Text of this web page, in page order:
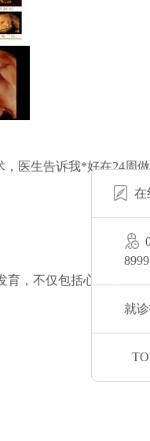
医生告诉我*好在24周
，不仅包括心脏，还包
在
就